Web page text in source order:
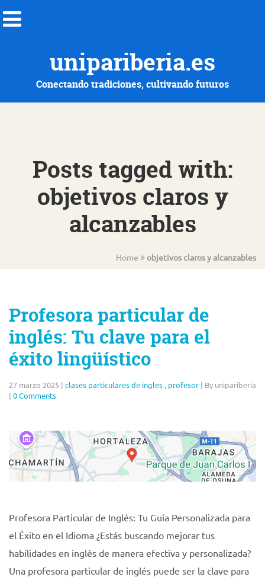
unipariberia.es
Conectando tradiciones, cultivando futuros
Posts tagged with:
objetivos claros y
alcanzables
Home objetivos claros y alcanzables
Profesora particular de
inglés: Tu clave para el
éxito lingüístico
27 marzo 2025 | clases particulares de ingles , profesor | By unipariberia
| 0 Comments
Profesora Particular de Inglés: Tu Guía Personalizada para
el Éxito en el Idioma ¿Estás buscando mejorar tus
habilidades en inglés de manera efectiva y personalizada?
Una profesora particular de inglés puede ser la clave para